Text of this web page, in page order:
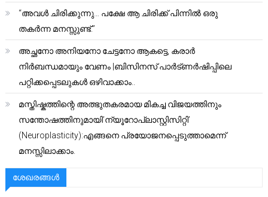
“അവൾ ചിരിക്കുന്നു… പക്ഷേ ആ ചിരിക്ക് പിന്നിൽ ഒരു
തകർന്ന മനസ്സുണ്ട്.”
അച്ഛനോ അനിയനോ ചേട്ടനോ ആകട്ടെ, കരാർ
നിർബന്ധമായും വേണം |ബിസിനസ് പാർട്ണർഷിപ്പിലെ
പറ്റിക്കപ്പെടലുകൾ ഒഴിവാക്കാം..
മസ്തിഷ്കത്തിന്റെ അത്ഭുതകരമായ മികച്ച വിജയത്തിനും
സന്തോഷത്തിനുമായി’ന്യൂറോപ്ലാസ്റ്റിസിറ്റി’
(Neuroplasticity):എങ്ങനെ പ്രയോജനപ്പെടുത്താമെന്ന്
മനസ്സിലാക്കാം.
ശേഖരങ്ങൾ